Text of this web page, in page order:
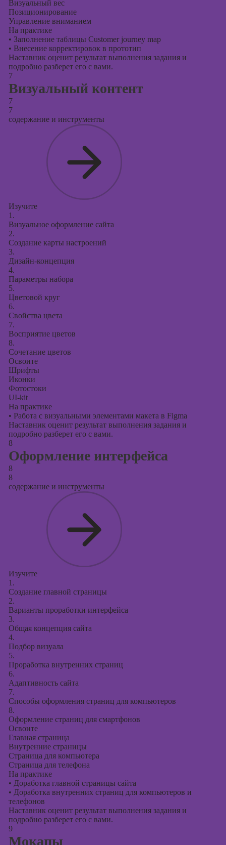
Визуальный вес
Позиционирование
Управление вниманием
На практике
• Заполнение таблицы Customer journey map
• Внесение корректировок в прототип
Наставник оценит результат выполнения задания и
подробно разберет его с вами.
7
Визуальный контент
7
7
содержание и инструменты
Изучите
1.
Визуальное оформление сайта
2.
Создание карты настроений
3.
Дизайн-концепция
4.
Параметры набора
5.
Цветовой круг
6.
Свойства цвета
7.
Восприятие цветов
8.
Сочетание цветов
Освоите
Шрифты
Иконки
Фотостоки
UI-kit
На практике
• Работа с визуальными элементами макета в Figma
Наставник оценит результат выполнения задания и
подробно разберет его с вами.
8
Оформление интерфейса
8
8
содержание и инструменты
Изучите
1.
Создание главной страницы
2.
Варианты проработки интерфейса
3.
Общая концепция сайта
4.
Подбор визуала
5.
Проработка внутренних страниц
6.
Адаптивность сайта
7.
Способы оформления страниц для компьютеров
8.
Оформление страниц для смартфонов
Освоите
Главная страница
Внутренние страницы
Страница для компьютера
Страница для телефона
На практике
• Доработка главной страницы сайта
• Доработка внутренних страниц для компьютеров и
телефонов
Наставник оценит результат выполнения задания и
подробно разберет его с вами.
9
Мокапы